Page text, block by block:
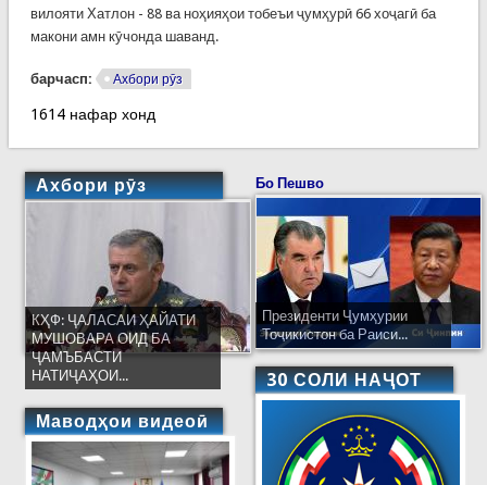
вилояти Хатлон - 88 ва ноҳияҳои тобеъи ҷумҳурӣ 66 хоҷагӣ ба
макони амн кӯчонда шаванд.
барчасп: Ахбори рӯз
1614 нафар хонд
Ахбори рӯз
КҲФ: ҶАЛАСАИ ҲАЙАТИ
МУШОВАРА ОИД БА
ҶАМЪБАСТИ
НАТИҶАҲОИ...
Маводҳои видеоӣ
Бо Пешво
Президенти Ҷумҳурии
Тоҷикистон ба Раиси...
30 СОЛИ НАҶОТ